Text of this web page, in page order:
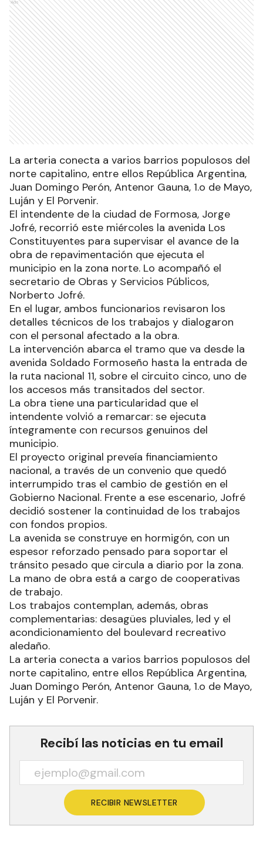
Ads
La arteria conecta a varios barrios populosos del
norte capitalino, entre ellos República Argentina,
Juan Domingo Perón, Antenor Gauna, 1.o de Mayo,
Luján y El Porvenir.
El intendente de la ciudad de Formosa, Jorge
Jofré, recorrió este miércoles la avenida Los
Constituyentes para supervisar el avance de la
obra de repavimentación que ejecuta el
municipio en la zona norte. Lo acompañó el
secretario de Obras y Servicios Públicos,
Norberto Jofré.
En el lugar, ambos funcionarios revisaron los
detalles técnicos de los trabajos y dialogaron
con el personal afectado a la obra.
La intervención abarca el tramo que va desde la
avenida Soldado Formoseño hasta la entrada de
la ruta nacional 11, sobre el circuito cinco, uno de
los accesos más transitados del sector.
La obra tiene una particularidad que el
intendente volvió a remarcar: se ejecuta
íntegramente con recursos genuinos del
municipio.
El proyecto original preveía financiamiento
nacional, a través de un convenio que quedó
interrumpido tras el cambio de gestión en el
Gobierno Nacional. Frente a ese escenario, Jofré
decidió sostener la continuidad de los trabajos
con fondos propios.
La avenida se construye en hormigón, con un
espesor reforzado pensado para soportar el
tránsito pesado que circula a diario por la zona.
La mano de obra está a cargo de cooperativas
de trabajo.
Los trabajos contemplan, además, obras
complementarias: desagües pluviales, led y el
acondicionamiento del boulevard recreativo
aledaño.
La arteria conecta a varios barrios populosos del
norte capitalino, entre ellos República Argentina,
Juan Domingo Perón, Antenor Gauna, 1.o de Mayo,
Luján y El Porvenir.
Recibí las noticias en tu email
RECIBIR NEWSLETTER